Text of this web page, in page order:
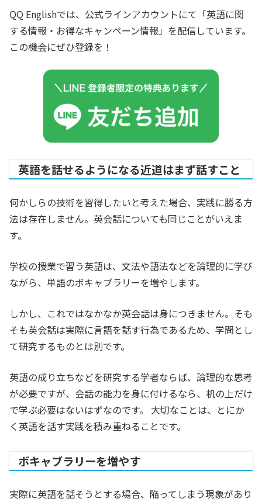
QQ Englishでは、公式ラインアカウントにて「英語に関
する情報・お得なキャンペーン情報」を配信しています。
この機会にぜひ登録を！
英語を話せるようになる近道はまず話すこと
何かしらの技術を習得したいと考えた場合、実践に勝る方
法は存在しません。英会話についても同じことがいえま
す。
学校の授業で習う英語は、文法や語法などを論理的に学び
ながら、単語のボキャブラリーを増やします。
しかし、これではなかなか英会話は身につきません。そも
そも英会話は実際に言語を話す行為であるため、学問とし
て研究するものとは別です。
英語の成り立ちなどを研究する学者ならば、論理的な思考
が必要ですが、会話の能力を身に付けるなら、机の上だけ
で学ぶ必要はないはずなのです。 大切なことは、とにか
く英語を話す実践を積み重ねることです。
ボキャブラリーを増やす
実際に英語を話そうとする場合、陥ってしまう現象があり